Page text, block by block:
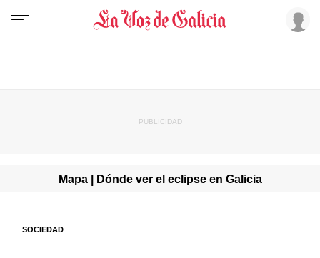
Mapa | Dónde ver el eclipse en Galicia
SOCIEDAD